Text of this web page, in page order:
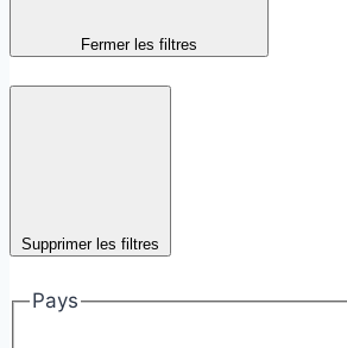
Fermer les filtres
Supprimer les filtres
Pays